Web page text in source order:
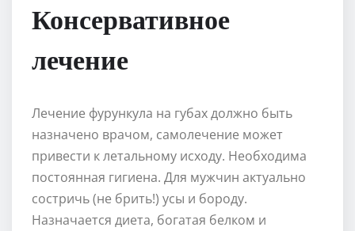
Консервативное
лечение
Лечение фурункула на губах должно быть
назначено врачом, самолечение может
привести к летальному исходу. Необходима
постоянная гигиена. Для мужчин актуально
состричь (не брить!) усы и бороду.
Назначается диета, богатая белком и